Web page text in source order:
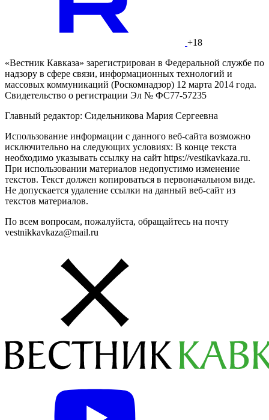
+18
«Вестник Кавказа» зарегистрирован в Федеральной службе по
надзору в сфере связи, информационных технологий и
массовых коммуникаций (Роскомнадзор) 12 марта 2014 года.
Свидетельство о регистрации Эл № ФС77-57235
Главный редактор: Сидельникова Мария Сергеевна
Использование информации с данного веб-сайта возможно
исключительно на следующих условиях: В конце текста
необходимо указывать ссылку на сайт https://vestikavkaza.ru.
При использовании материалов недопустимо изменение
текстов. Текст должен копироваться в первоначальном виде.
Не допускается удаление ссылки на данный веб-сайт из
текстов материалов.
По всем вопросам, пожалуйста, обращайтесь на почту
vestnikkavkaza@mail.ru